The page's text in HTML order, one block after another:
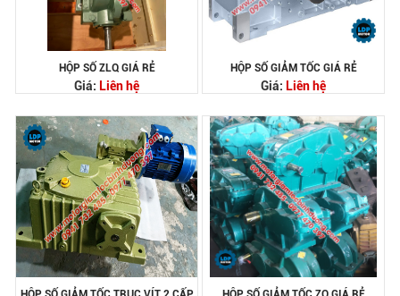
HỘP SỐ ZLQ GIÁ RẺ
Giá: Liên hệ
HỘP SỐ GIẢM TỐC GIÁ RẺ
Giá: Liên hệ